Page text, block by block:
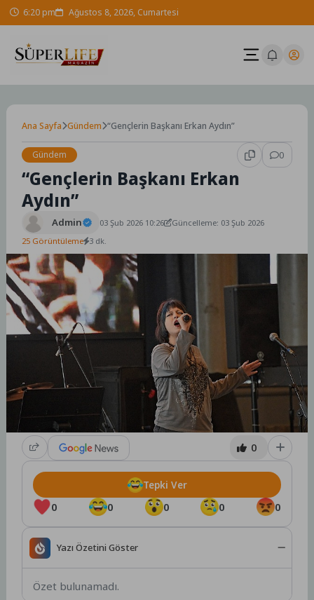
Skip 6:20 pm Ağustos 8, 2026, Cumartesi
Ana Sayfa Gündem “Gençlerin Başkanı Erkan Aydın”
Gündem 0
“Gençlerin Başkanı Erkan
Aydın”
Admin 03 Şub 2026 10:26
Güncelleme: 03 Şub 2026
25 Görüntüleme 3 dk.
0
0 0 0 0 0
Tepki Ver
Yazı Özetini Göster
Özet bulunamadı.